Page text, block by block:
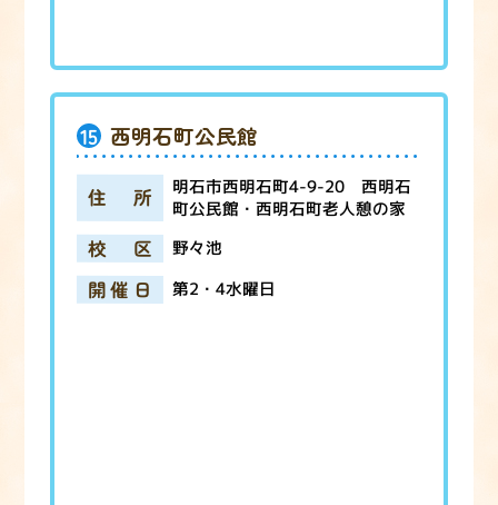
15 西明石町公民館
住所 明石市西明石町4-9-20 西明石
町公民館・西明石町老人憩の家
校区 野々池
開催日 第2・4水曜日